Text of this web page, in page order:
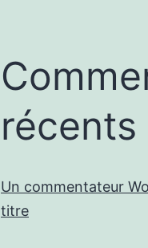
récents
Un commentateur
titre